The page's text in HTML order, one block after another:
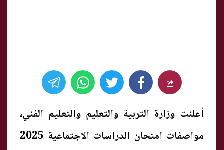
أعلنت وزارة التربية والتعليم والتعليم الفني،
مواصفات امتحان الدراسات الاجتماعية 2025